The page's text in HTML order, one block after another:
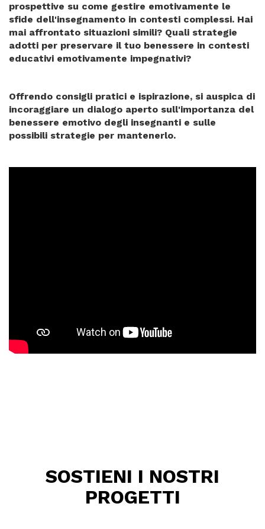
prospettive su come gestire emotivamente le
sfide dell'insegnamento in contesti complessi. Hai
mai affrontato situazioni simili? Quali strategie
adotti per preservare il tuo benessere in contesti
educativi emotivamente impegnativi?
Offrendo consigli pratici e ispirazione, si auspica di
incoraggiare un dialogo aperto sull'importanza del
benessere emotivo degli insegnanti e sulle
possibili strategie per mantenerlo.
SOSTIENI I NOSTRI
PROGETTI